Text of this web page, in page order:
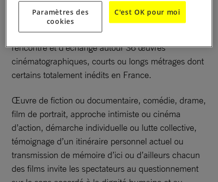
Le Festival « Au cinéma pour les Droits humains »
proposera du 1er au 31 Mars 2018 un espace de
rencontre et d’échange autour 36 œuvres
cinématographiques, courts ou longs métrages dont
certains totalement inédits en France.
Œuvre de fiction ou documentaire, comédie, drame,
film de portrait, approche intimiste ou cinéma
d’action, démarche individuelle ou lutte collective,
témoignage d’un itinéraire personnel actuel ou
transmission de mémoire d’ici ou d’ailleurs chacun
des films invite les spectateurs au questionnement
Paramètres des
cookies
C'est OK pour moi